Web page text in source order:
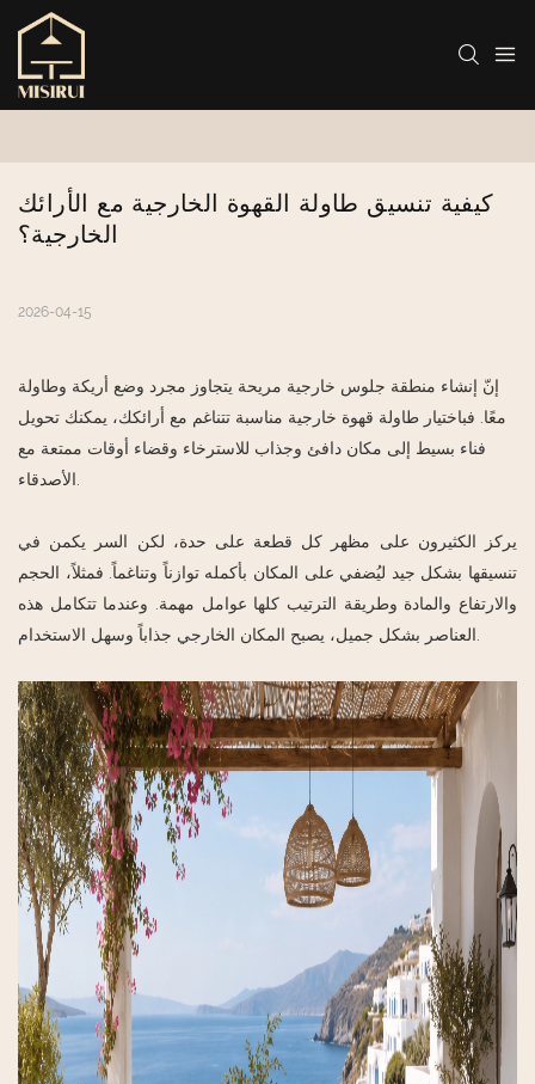
كيفية تنسيق طاولة القهوة الخارجية مع الأرائك
الخارجية؟
2026-04-15
إنّ إنشاء منطقة جلوس خارجية مريحة يتجاوز مجرد وضع أريكة وطاولة
معًا. فباختيار طاولة قهوة خارجية مناسبة تتناغم مع أرائكك، يمكنك تحويل
فناء بسيط إلى مكان دافئ وجذاب للاسترخاء وقضاء أوقات ممتعة مع
يركز الكثيرون على مظهر كل قطعة على حدة، لكن السر يكمن في
تنسيقها بشكل جيد ليُضفي على المكان بأكمله توازناً وتناغماً. فمثلاً، الحجم
والارتفاع والمادة وطريقة الترتيب كلها عوامل مهمة. وعندما تتكامل هذه